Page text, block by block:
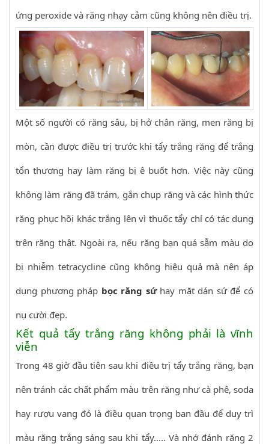
ứng peroxide và răng nhạy cảm cũng không nên điều trị.
Một số người có răng sâu, bị hở chân răng, men răng bị
mòn, cần được điều trị trước khi tẩy trắng răng để trắng
tổn thương hay làm răng bị ê buốt hơn. Việc này cũng
không làm răng đã trám, gắn chụp răng và các hình thức
răng phục hồi khác trắng lên vì thuốc tẩy chỉ có tác dụng
trên răng thật. Ngoài ra, nếu răng bạn quá sẫm màu do
bị nhiễm tetracycline cũng không hiệu quả mà nên áp
dụng phương pháp bọc răng sứhay mặt dán sứ để có
nụ cười đẹp.
Kết quả tẩy trắng răng không phải là vĩnh
viễn
Trong 48 giờ đầu tiên sau khi điều trị tẩy trắng răng, bạn
nên tránh các chất phẩm màu trên răng như cà phê, soda
hay rượu vang đỏ là điều quan trọng ban đầu để duy trì
màu răng trắng sáng sau khi tẩy….. Và nhớ đánh răng 2